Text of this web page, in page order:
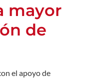
mayor
de
el apoyo de